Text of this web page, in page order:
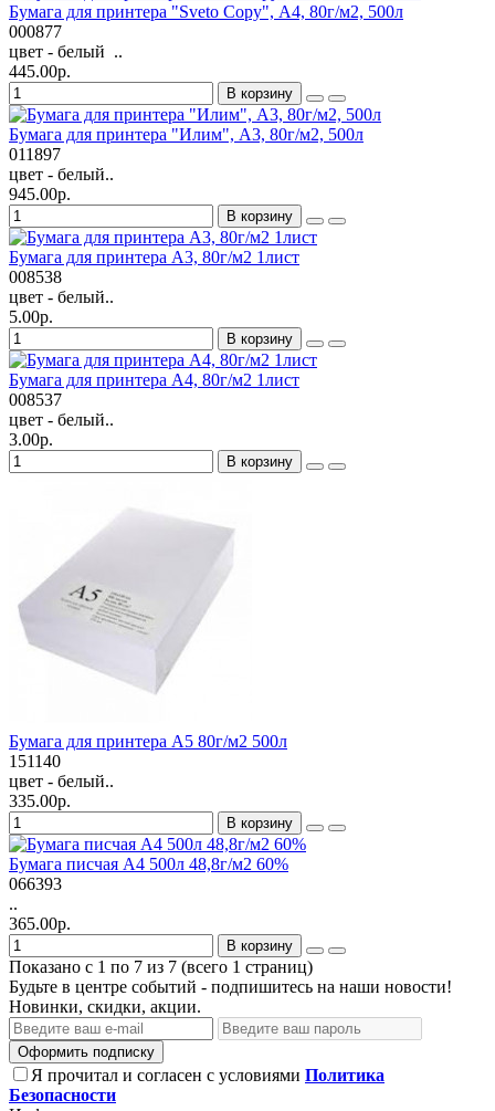
Бумага для принтера "Sveto Сopy", А4, 80г/м2, 500л
000877
цвет - белый ..
445.00р.
В корзину
Бумага для принтера "Илим", А3, 80г/м2, 500л
011897
цвет - белый..
945.00р.
В корзину
Бумага для принтера А3, 80г/м2 1лист
008538
цвет - белый..
5.00р.
В корзину
Бумага для принтера А4, 80г/м2 1лист
008537
цвет - белый..
3.00р.
В корзину
Бумага для принтера А5 80г/м2 500л
151140
цвет - белый..
335.00р.
В корзину
Бумага писчая А4 500л 48,8г/м2 60%
066393
..
365.00р.
В корзину
Показано с 1 по 7 из 7 (всего 1 страниц)
Будьте в центре событий - подпишитесь на наши новости!
Новинки, скидки, акции.
Оформить подписку
Я прочитал и согласен с условиями Политика
Безопасности